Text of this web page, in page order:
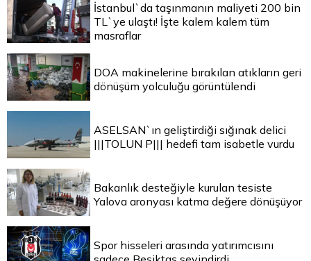
İstanbul`da taşınmanın maliyeti 200 bin
TL`ye ulaştı! İşte kalem kalem tüm
masraflar
DOA makinelerine bırakılan atıkların geri
dönüşüm yolculuğu görüntülendi
ASELSAN`ın geliştirdiği sığınak delici
|||TOLUN P||| hedefi tam isabetle vurdu
Bakanlık desteğiyle kurulan tesiste
Yalova aronyası katma değere dönüşüyor
Spor hisseleri arasında yatırımcısını